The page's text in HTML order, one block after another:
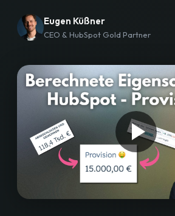
Workshops
Blog
Bewertungen
Strategiegespräch
Eugen Küßner
CEO & HubSpot Gold Partner